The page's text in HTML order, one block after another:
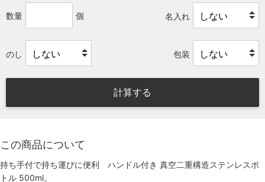
数量 個 名入れ
のし 包装
計算する
この商品について
持ち手付で持ち運びに便利 ハンドル付き 真空二重構造ステンレスボ
トル 500ml。